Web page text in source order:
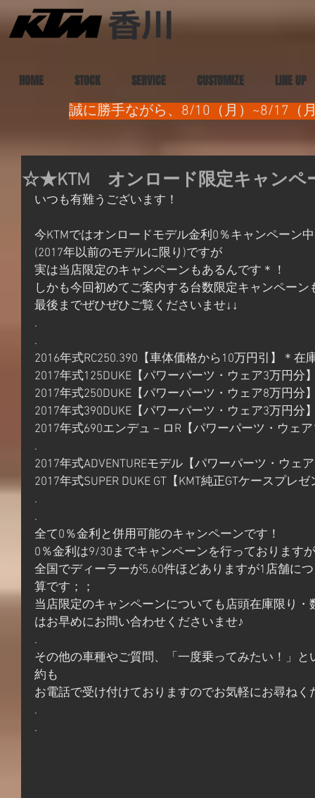
HOME STOCK SERVICE CUSTOMIZE LINE UP
誠に勝手ながら、8/10（月）~8/17（
☆★KTM オンロード限定キャン
いつも有難うございます！
今KTMではオンロードモデル金利0％キャンペーン中
(2017年以前のモデルに限り)ですが
実は当店限定のキャンペーンもあるんです＊！
しかも今回初めてご案内する台数限定キャンペーン
最後までぜひぜひご覧くださいませ↓↓
.
.
2016年式RC250.390【車体価格から10万円引】＊在
2017年式125DUKE【パワーパーツ・ウェア3万円分
2017年式250DUKE【パワーパーツ・ウェア8万円分
2017年式390DUKE【パワーパーツ・ウェア3万円分
2017年式690エンデュ－ロR【パワーパーツ・ウェ
.
2017年式ADVENTUREモデル【パワーパーツ・ウェ
2017年式SUPER DUKE GT【KMT純正GTケースプレ
.
.
全て0％金利と併用可能のキャンペーンです！
0％金利は9/30までキャンペーンを行っております
全国でディーラーが5.60件ほどありますが1店舗に
算です；；
当店限定のキャンペーンについても店頭在庫限り
はお早めにお問い合わせくださいませ♪
.
その他の車種やご質問、「一度乗ってみたい！」
約も
お電話で受け付けておりますのでお気軽にお尋ねく
.
.